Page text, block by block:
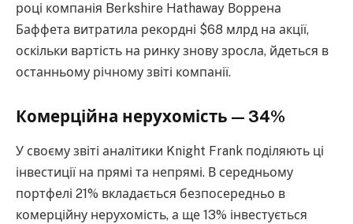
році компанія Berkshire Hathaway Воррена
Баффета витратила рекордні $68 млрд на акції,
оскільки вартість на ринку знову зросла, йдеться в
останньому річному звіті компанії.
Комерційна нерухомість — 34%
У своєму звіті аналітики Knight Frank поділяють ці
інвестиції на прямі та непрямі. В середньому
портфелі 21% вкладається безпосередньо в
комерційну нерухомість, а ще 13% інвестується